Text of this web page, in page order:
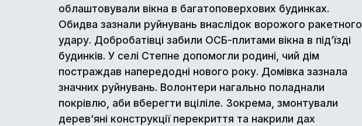
облаштовували вікна в багатоповерхових будинках.
Обидва зазнали руйнувань внаслідок ворожого ракетного
удару. Добробатівці забили ОСБ-плитами вікна в під’їзді
будинків. У селі Степне допомогли родині, чий дім
постраждав напередодні нового року. Домівка зазнала
значних руйнувань. Волонтери нагально поладнали
покрівлю, аби вберегти вціліле. Зокрема, змонтували
дерев‘яні конструкції перекриття та накрили дах